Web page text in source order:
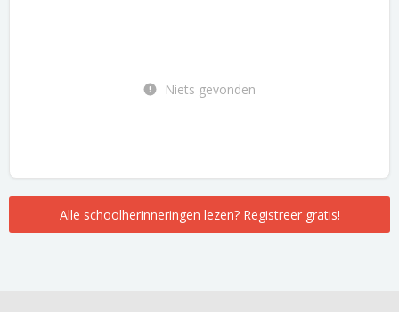
Niets gevonden
Alle schoolherinneringen lezen? Registreer gratis!